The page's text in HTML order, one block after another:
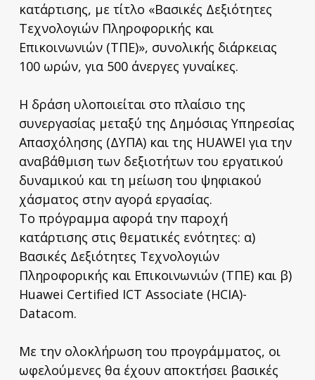
κατάρτισης, με τίτλο «Βασικές Δεξιότητες
Τεχνολογιών Πληροφορικής και
Επικοινωνιών (ΤΠΕ)», συνολικής διάρκειας
100 ωρών, για 500 άνεργες γυναίκες.
Η δράση υλοποιείται στο πλαίσιο της
συνεργασίας μεταξύ της Δημόσιας Υπηρεσίας
Απασχόλησης (ΔΥΠΑ) και της HUAWEI για την
αναβάθμιση των δεξιοτήτων του εργατικού
δυναμικού και τη μείωση του ψηφιακού
χάσματος στην αγορά εργασίας.
Το πρόγραμμα αφορά την παροχή
κατάρτισης στις θεματικές ενότητες: α)
Βασικές Δεξιότητες Τεχνολογιών
Πληροφορικής και Επικοινωνιών (ΤΠΕ) και β)
Huawei Certified ICT Associate (HCIA)-
Datacom.
Με την ολοκλήρωση του προγράμματος, οι
ωφελούμενες θα έχουν αποκτήσει βασικές